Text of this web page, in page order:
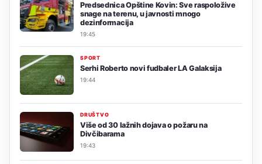
Predsednica Opštine Kovin: Sve raspoložive
snage na terenu, u javnosti mnogo
dezinformacija
19:45
SPORT
Serhi Roberto novi fudbaler LA Galaksija
19:44
DRUŠTVO
Više od 30 lažnih dojava o požaru na
Divčibarama
19:43